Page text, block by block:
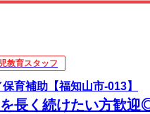
教育スタッフ
育補助【福知山市-013】
長く続けたい方歓迎